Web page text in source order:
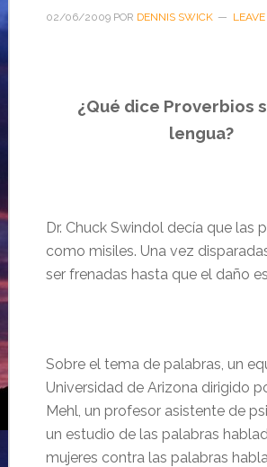
02/06/2009POR DENNIS SWICK
¿Qué dice Proverbios
lengua?
Dr. Chuck Swindol decía que las
como misiles. Una vez
ser frenadas hasta que el daño
Sobre el tema de palabras, un
Universidad de Arizona dirigido
Mehl, un profesor asistente de
un estudio de las palabras
mujeres contra las palabras